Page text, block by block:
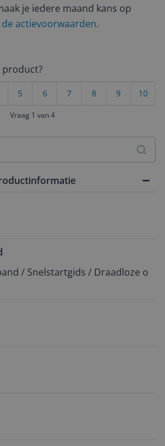
/ Snelstartgids / Draadloze o
je iedere maand kans op
actievoorwaarden.
product?
10
9
8
7
6
5
Vraag 1 van 4